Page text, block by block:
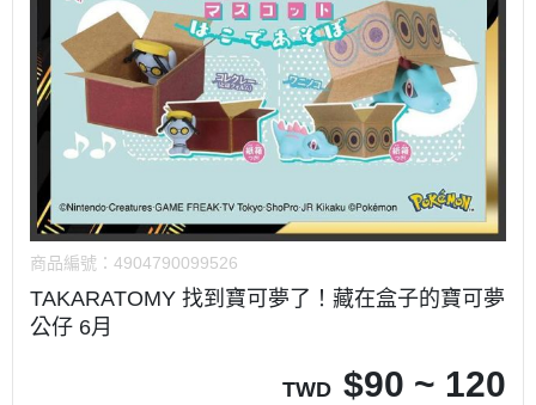
商品編號： 4904790099526
TAKARATOMY 找到寶可夢了！藏在盒子的寶可夢
公仔 6月
TWD $90 ~ 120